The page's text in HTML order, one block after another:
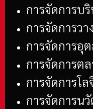
การจัดการบ
การจัดการว
การจัดการอุ
การจัดการต
การจัดการโ
การจัดการน